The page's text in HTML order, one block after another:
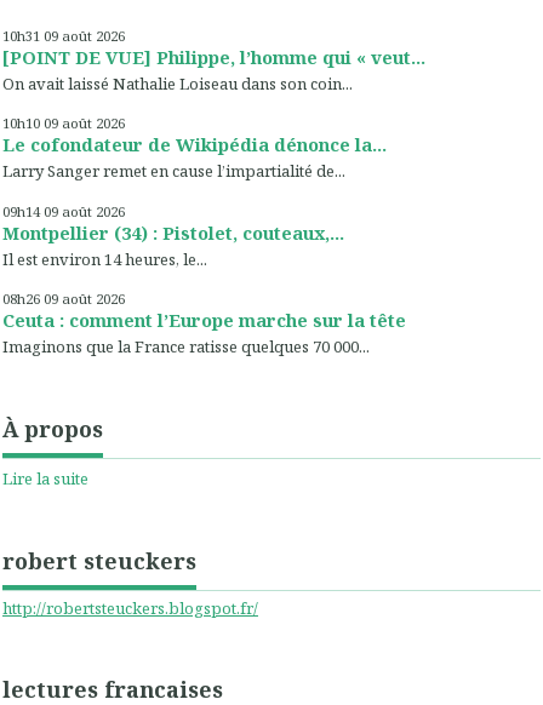
10h31 09 août 2026
[POINT DE VUE] Philippe, l’homme qui « veut...
On avait laissé Nathalie Loiseau dans son coin...
10h10 09 août 2026
Le cofondateur de Wikipédia dénonce la...
Larry Sanger remet en cause l’impartialité de...
09h14 09 août 2026
Montpellier (34) : Pistolet, couteaux,...
Il est environ 14 heures, le...
08h26 09 août 2026
Ceuta : comment l’Europe marche sur la tête
Imaginons que la France ratisse quelques 70 000...
À propos
Lire la suite
robert steuckers
http://robertsteuckers.blogspot.fr/
lectures francaises